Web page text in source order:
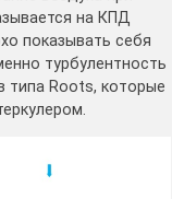
на КПД
показывать себя
турбулентность
типа Roots, которые